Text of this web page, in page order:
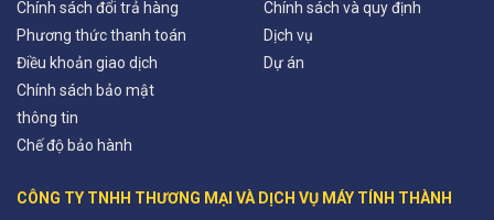
Chính sách đổi trả hàng
Phương thức thanh toán
Điều khoản giao dịch
Chính sách bảo mật
thông tin
Chế độ bảo hành
Chính sách và quy định
Dịch vụ
Dự án
CÔNG TY TNHH THƯƠNG MẠI VÀ DỊCH VỤ MÁY TÍNH THÀNH